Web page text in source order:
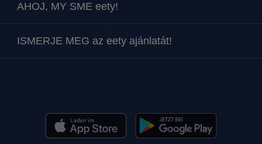
AHOJ, MY SME eety!
ISMERJE MEG az eety ajánlatát!